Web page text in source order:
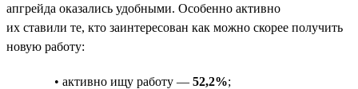
апгрейда оказались удобными. Особенно активно
их ставили те, кто заинтересован как можно скорее получить
новую работу:
• активно ищу работу — 52,2%;